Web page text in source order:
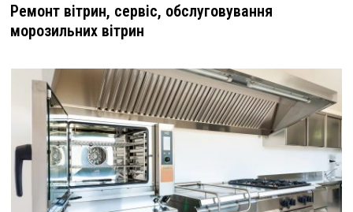
Ремонт вітрин, сервіс, обслуговування
морозильних вітрин